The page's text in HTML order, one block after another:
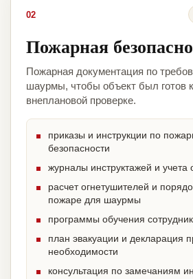
02
Пожарная
Пожарная документация по
шаурмы, чтобы объект был готов
внеплановой проверке.
приказы и инструкции по
безопасности
журналы инструктажей и учета
расчет огнетушителей и
пожаре для шаурмы
программы обучения
план эвакуации и декларация
необходимости
консультация по замечаниям